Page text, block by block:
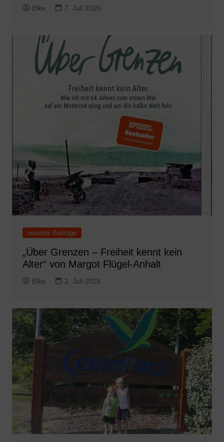
Elke 7. Juli 2026
neueste Beiträge
„Über Grenzen – Freiheit kennt kein
Alter“ von Margot Flügel-Anhalt
Elke 2. Juli 2026